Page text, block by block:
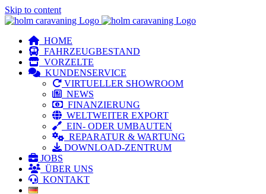
Skip to content
HOME
FAHRZEUGBESTAND
VORZELTE
KUNDENSERVICE
VIRTUELLER SHOWROOM
NEWS
FINANZIERUNG
WELTWEITER EXPORT
EIN- ODER UMBAUTEN
REPARATUR & WARTUNG
DOWNLOAD-ZENTRUM
JOBS
ÜBER UNS
KONTAKT